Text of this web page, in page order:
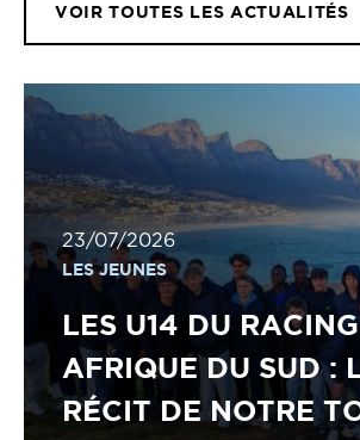
VOIR TOUTES LES ACTUALITÉS
23/07/2026
LES JEUNES
LES U14 DU
AFRIQUE DU SUD :
RÉCIT DE NOTRE